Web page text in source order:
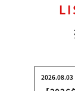
2026.08.03